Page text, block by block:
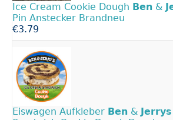
Ice Cream Cookie Dough Ben &
Pin Anstecker Brandneu
€3.79
Eiswagen Aufkleber Ben & Jerrys